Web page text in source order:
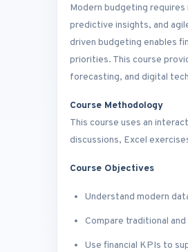
Modern budgeting
predictive insights, and
driven budgeting enables
priorities. This course
forecasting, and digital
Course Methodology
This course uses an
discussions, Excel
Course Objectives
Understand modern
Compare traditional
Use financial KPIs to